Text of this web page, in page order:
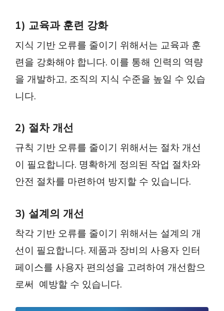
1) 교육과 훈련 강화
지식 기반 오류를 줄이기 위해서는 교육과 훈
련을 강화해야 합니다. 이를 통해 인력의 역량
을 개발하고, 조직의 지식 수준을 높일 수 있습
니다.
2) 절차 개선
규칙 기반 오류를 줄이기 위해서는 절차 개선
이 필요합니다. 명확하게 정의된 작업 절차와
안전 절차를 마련하여 방지할 수 있습니다.
3) 설계의 개선
착각 기반 오류를 줄이기 위해서는 설계의 개
선이 필요합니다. 제품과 장비의 사용자 인터
페이스를 사용자 편의성을 고려하여 개선함으
로써 예방할 수 있습니다.